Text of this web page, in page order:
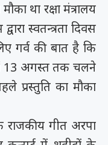
था रक्षा मंत्रालय
स्वतन्त्रता दिवस
गर्व की बात है कि
13 अगस्त तक चलने
प्रस्तुति का मौका
गीत अरपा